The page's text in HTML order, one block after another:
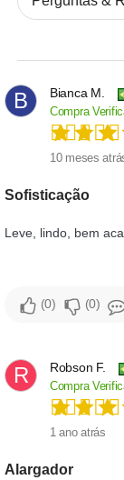
B Bianca M.
Compra
10 meses
Sofisticação
Leve, lindo, bem
0 0
R Robson F.
Compra
1 ano atrás
Alargador